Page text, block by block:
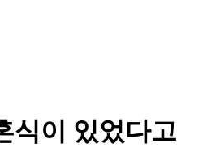
식이 있었다고